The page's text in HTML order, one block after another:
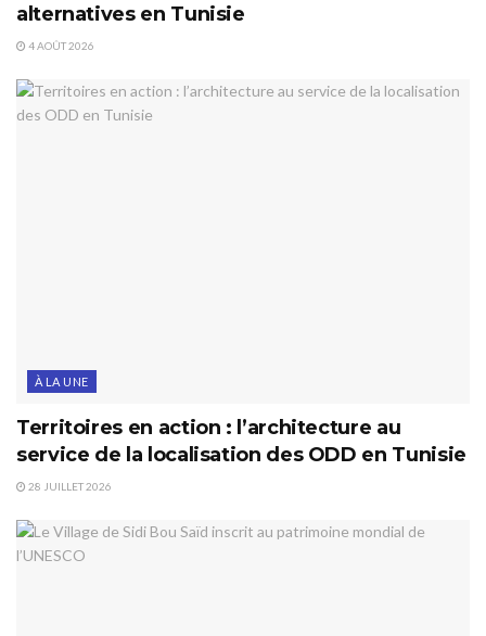
alternatives en Tunisie
4 AOÛT 2026
À LA UNE
Territoires en action : l’architecture au
service de la localisation des ODD en Tunisie
28 JUILLET 2026